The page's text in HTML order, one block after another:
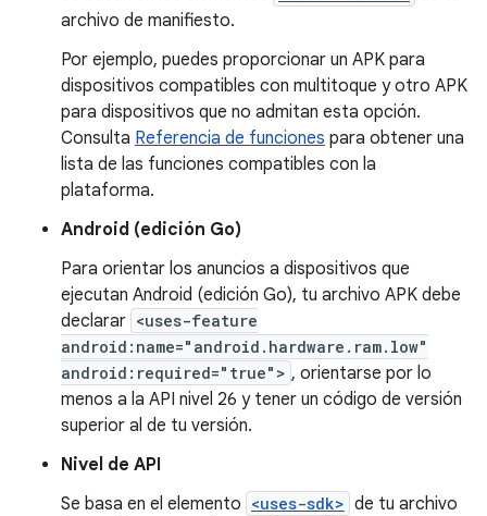
archivo de manifiesto.
Por ejemplo, puedes proporcionar un APK para
dispositivos compatibles con multitoque y otro APK
para dispositivos que no admitan esta opción.
Consulta Referencia de funciones para obtener una
lista de las funciones compatibles con la
plataforma.
Android (edición Go)
Para orientar los anuncios a dispositivos que
ejecutan Android (edición Go), tu archivo APK debe
declarar <uses-feature
android:name="android.hardware.ram.low"
android:required="true"> , orientarse por lo
menos a la API nivel 26 y tener un código de versión
superior al de tu versión.
Nivel de API
Se basa en el elemento <uses-sdk> de tu archivo